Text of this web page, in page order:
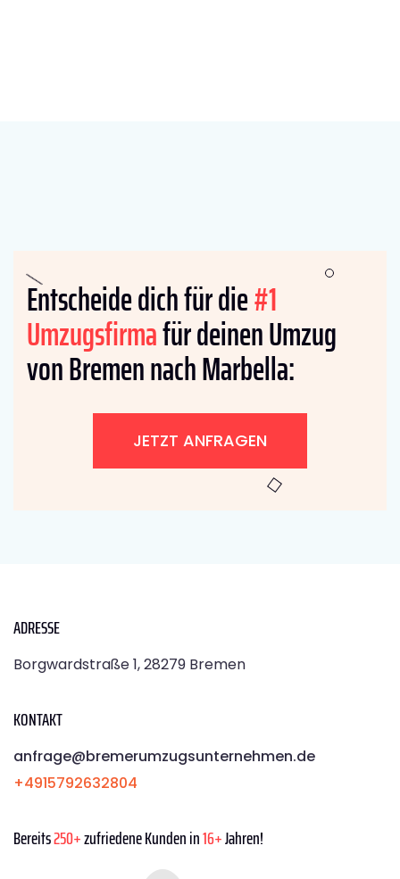
Entscheide dich für die#1
Umzugsfirmafür deinen Umzug
von Bremen nach Marbella:
JETZT ANFRAGEN
ADRESSE
Borgwardstraße 1, 28279 Bremen
KONTAKT
anfrage@bremerumzugsunternehmen.de
+4915792632804
Bereits250+zufriedene Kunden in16+Jahren!